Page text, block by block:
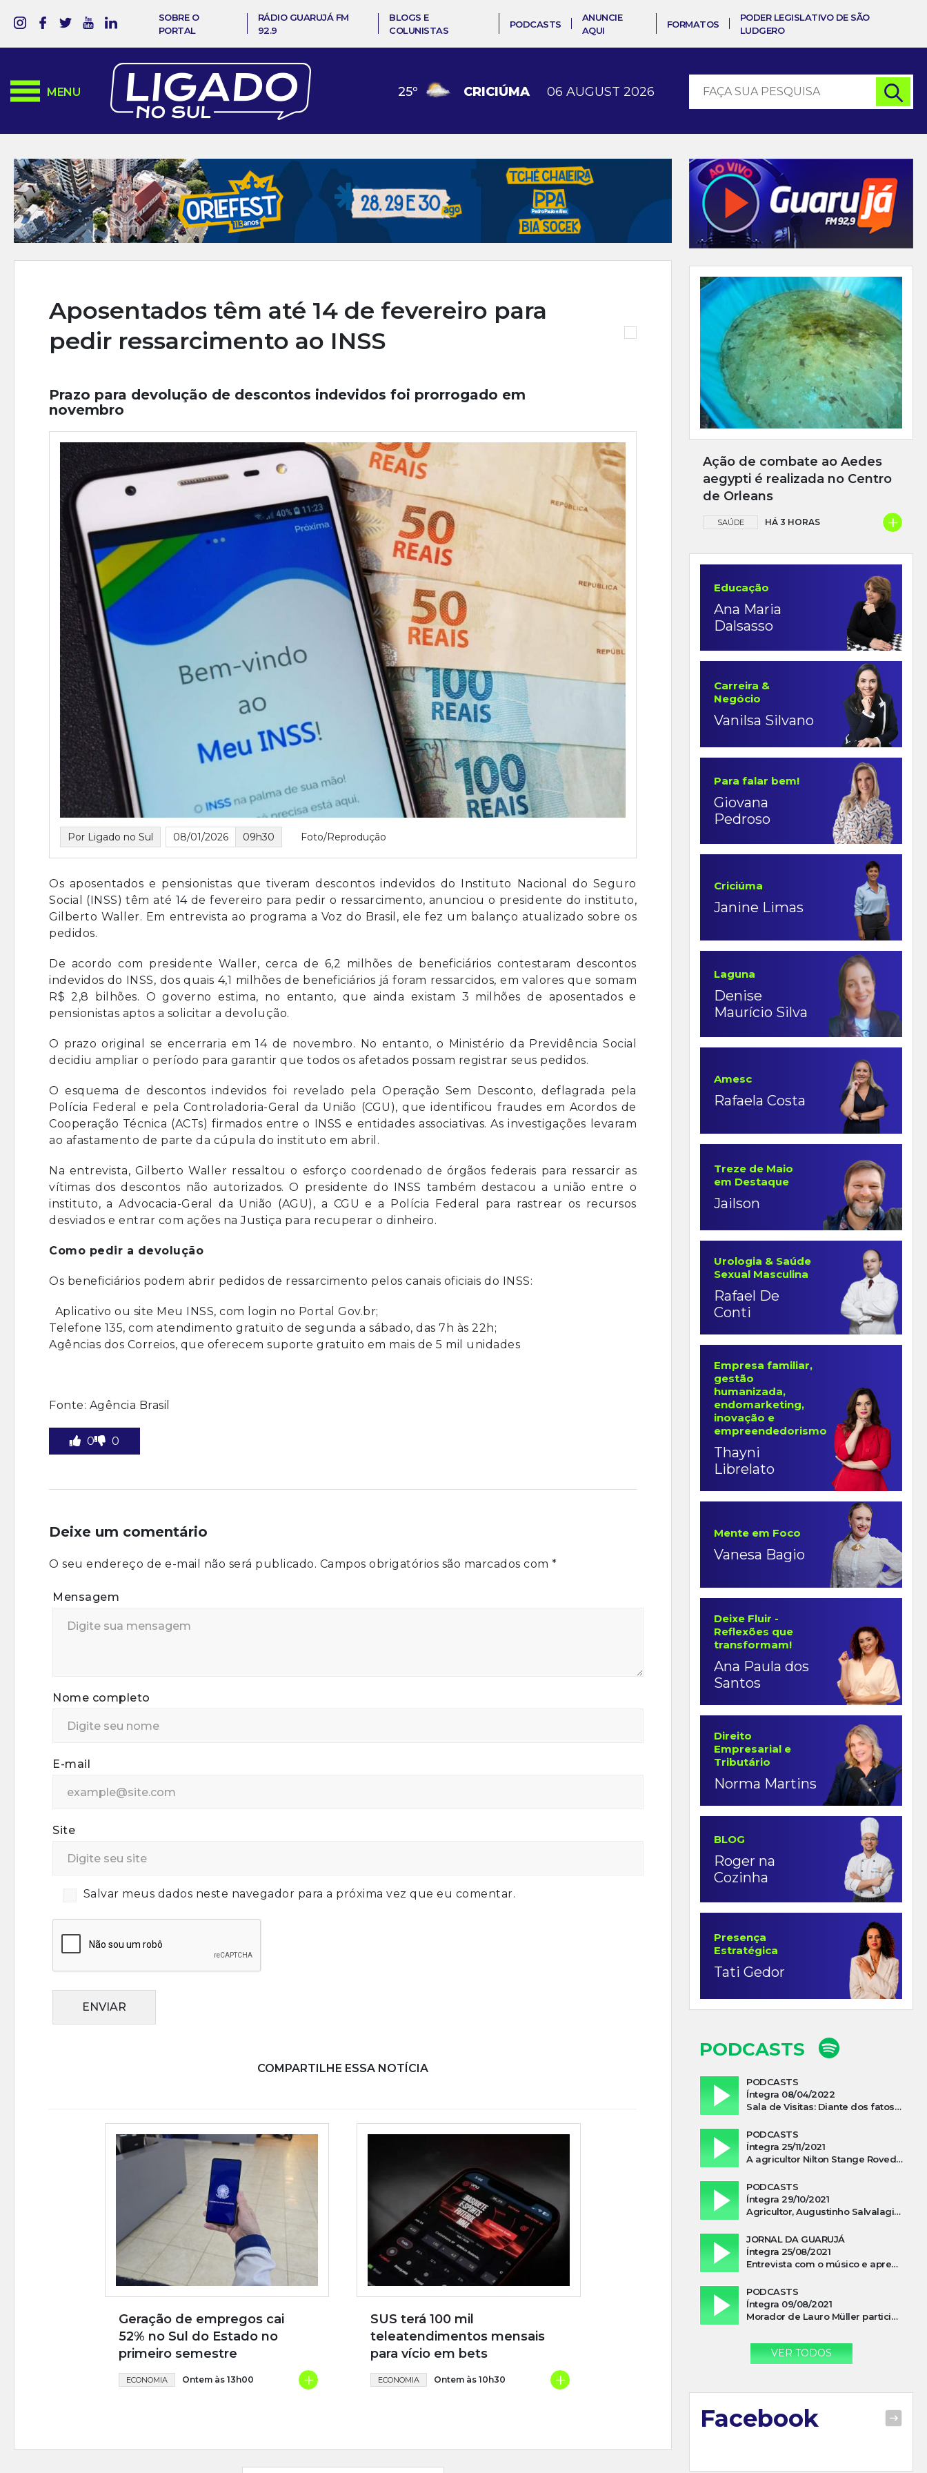
SOBRE O
PORTAL
RÁDIO GUARUJÁ FM
92.9
BLOGS E
COLUNISTAS
PODCASTS
ANUNCIE
AQUI
FORMATOS
PODER LEGISLATIVO DE SÃO
LUDGERO
MENU 25º CRICIÚMA 06 AUGUST 2026
Aposentados têm até 14 de fevereiro para
pedir ressarcimento ao INSS
Prazo para devolução de descontos indevidos foi prorrogado em
novembro
Por Ligado no Sul 08/01/2026 09h30 Foto/Reprodução
Os aposentados e pensionistas que tiveram descontos indevidos do Instituto Nacional do Seguro
Social (INSS) têm até 14 de fevereiro para pedir o ressarcimento, anunciou o presidente do instituto,
Gilberto Waller. Em entrevista ao programa a Voz do Brasil, ele fez um balanço atualizado sobre os
pedidos.
De acordo com presidente Waller, cerca de 6,2 milhões de beneficiários contestaram descontos
indevidos do INSS, dos quais 4,1 milhões de beneficiários já foram ressarcidos, em valores que somam
R$ 2,8 bilhões. O governo estima, no entanto, que ainda existam 3 milhões de aposentados e
pensionistas aptos a solicitar a devolução.
O prazo original se encerraria em 14 de novembro. No entanto, o Ministério da Previdência Social
decidiu ampliar o período para garantir que todos os afetados possam registrar seus pedidos.
O esquema de descontos indevidos foi revelado pela Operação Sem Desconto, deflagrada pela
Polícia Federal e pela Controladoria-Geral da União (CGU), que identificou fraudes em Acordos de
Cooperação Técnica (ACTs) firmados entre o INSS e entidades associativas. As investigações levaram
ao afastamento de parte da cúpula do instituto em abril.
Na entrevista, Gilberto Waller ressaltou o esforço coordenado de órgãos federais para ressarcir as
vítimas dos descontos não autorizados. O presidente do INSS também destacou a união entre o
instituto, a Advocacia-Geral da União (AGU), a CGU e a Polícia Federal para rastrear os recursos
desviados e entrar com ações na Justiça para recuperar o dinheiro.
Como pedir a devolução
Os beneficiários podem abrir pedidos de ressarcimento pelos canais oficiais do INSS:
Aplicativo ou site Meu INSS, com login no Portal Gov.br;
Telefone 135, com atendimento gratuito de segunda a sábado, das 7h às 22h;
Agências dos Correios, que oferecem suporte gratuito em mais de 5 mil unidades
Fonte: Agência Brasil
0 0
Deixe um comentário
O seu endereço de e-mail não será publicado. Campos obrigatórios são marcados com *
Mensagem
Nome completo
E-mail
Site
Salvar meus dados neste navegador para a próxima vez que eu comentar.
ENVIAR
COMPARTILHE ESSA NOTÍCIA
Geração de empregos cai
52% no Sul do Estado no
primeiro semestre
ECONOMIA Ontem às 13h00 +
SUS terá 100 mil
teleatendimentos mensais
para vício em bets
ECONOMIA Ontem às 10h30 +
Ação de combate ao Aedes
aegypti é realizada no Centro
de Orleans
SAÚDE HÁ 3 HORAS +
Educação
Ana Maria
Dalsasso
Carreira &
Negócio
Vanilsa Silvano
Para falar bem!
Giovana
Pedroso
Criciúma
Janine Limas
Laguna
Denise
Maurício Silva
Amesc
Rafaela Costa
Treze de Maio
em Destaque
Jailson
Urologia & Saúde
Sexual Masculina
Rafael De
Conti
Empresa familiar,
gestão
humanizada,
endomarketing,
inovação e
empreendedorismo
Thayni
Librelato
Mente em Foco
Vanesa Bagio
Deixe Fluir -
Reflexões que
transformam!
Ana Paula dos
Santos
Direito
Empresarial e
Tributário
Norma Martins
BLOG
Roger na
Cozinha
Presença
Estratégica
Tati Gedor
PODCASTS
PODCASTS
Íntegra 08/04/2022
Sala de Visitas: Diante dos fatos que influenciam a economia o que podemos esperar de 2022
PODCASTS
Íntegra 25/11/2021
A agricultor Nilton Stange Roveda, afirma ter recebido ajuda espiritual durante acidente
PODCASTS
Íntegra 29/10/2021
Agricultor, Augustinho Salvalagio, relata sobre aparição do Cavaleiro Negro no Rio das Furnas
JORNAL DA GUARUJÁ
Íntegra 25/08/2021
Entrevista com o músico e apresentador, Lismael Ferrareis, no Cidade e Campo
PODCASTS
Íntegra 09/08/2021
Morador de Lauro Müller participa de motociata em apoio a Bolsonaro
VER TODOS
Facebook